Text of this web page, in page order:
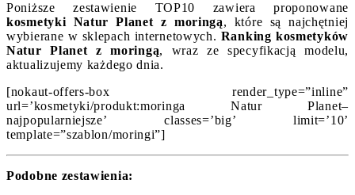
Poniższe zestawienie TOP10 zawiera proponowane
kosmetyki Natur Planet z moringą, które są najchętniej
wybierane w sklepach internetowych. Ranking kosmetyków
Natur Planet z moringą, wraz ze specyfikacją modelu,
aktualizujemy każdego dnia.
[nokaut-offers-box render_type=”inline”
url=’kosmetyki/produkt:moringa Natur Planet–
najpopularniejsze’ classes=’big’ limit=’10’
template=”szablon/moringi”]
Podobne zestawienia: